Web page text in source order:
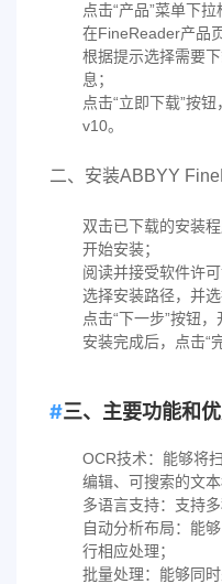
点击“产品”菜单下拉
在FineReader产品
根据提示选择需要
息；
点击“立即下载”按
v10。
二、安装ABBYY
双击已下载的安装
开始安装；
阅读并接受软件许可
选择安装路径，并
点击“下一步”按钮，
安装完成后，点击“
三、主要功能和
OCR技术：能够将
编辑、可搜索的文本
多语言支持：支持
自动分析布局：能
行相应处理；
批量处理：能够同